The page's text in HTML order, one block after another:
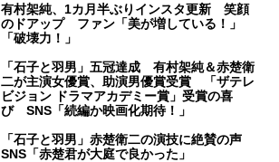
有村架純、1カ月半ぶりインスタ更新 笑顔
のドアップ ファン「美が増している！」
「破壊力！」
「石子と羽男」五冠達成 有村架純＆赤楚衛
二が主演女優賞、助演男優賞受賞 「ザテレ
ビジョン ドラマアカデミー賞」受賞の喜
び SNS「続編か映画化期待！」
「石子と羽男」赤楚衛二の演技に絶賛の声
SNS「赤楚君が大庭で良かった」